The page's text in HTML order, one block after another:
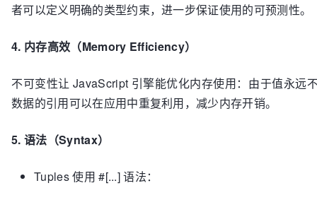
者可以定义明确的类型约束，进一步保证使用的可预测性。
4. 内存高效（Memory Efficiency）
不可变性让 JavaScript 引擎能优化内存使用：由于值永远
数据的引用可以在应用中重复利用，减少内存开销。
5. 语法（Syntax）
Tuples 使用 #[...] 语法：